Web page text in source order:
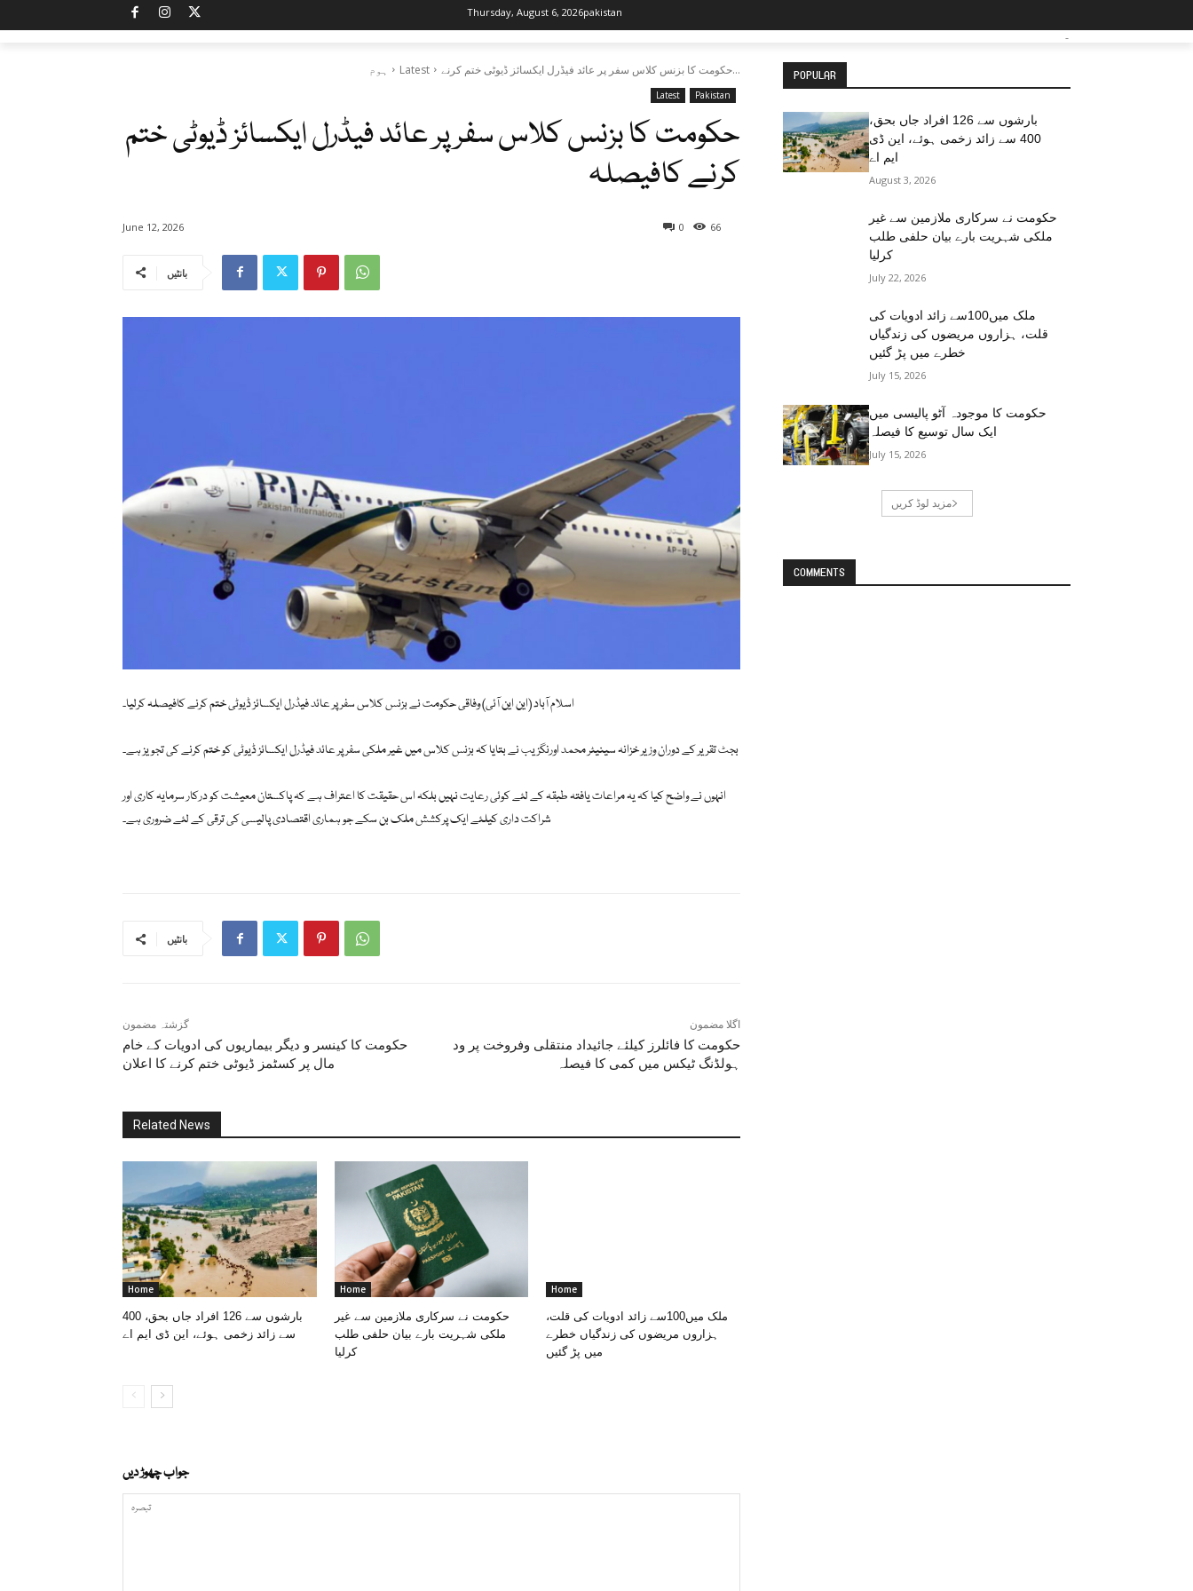
Thursday, August 6, 2026pakistan
-
ہوم Latest حکومت کا بزنس کلاس سفر پر عائد فیڈرل ایکسائز ڈیوٹی ختم کرنے...
Latest Pakistan
حکومت کا بزنس کلاس سفر پر عائد فیڈرل ایکسائز ڈیوٹی ختم
کرنے کافیصلہ
0 66
June 12, 2026
بانٹیں
اسلام آباد (این این آئی) وفاقی حکومت نے بزنس کلاس سفر پر عائد فیڈرل ایکسائز ڈیوٹی ختم کرنے کافیصلہ کرلیا۔
بجٹ تقریر کے دوران وزیر خزانہ سینیٹر محمد اورنگزیب نے بتایا کہ بزنس کلاس میں غیر ملکی سفر پر عائد فیڈرل ایکسائز ڈیوٹی کو ختم کرنے کی تجویز ہے۔
انہوں نے واضح کیا کہ یہ مراعات یافتہ طبقہ کے لئے کوئی رعایت نہیں بلکہ اس حقیقت کا اعتراف ہے کہ پاکستان معیشت کو درکار سرمایہ کاری اور
شراکت داری کیلئے ایک پرکشش ملک بن سکے جو ہماری اقتصادی پالیسی کی ترقی کے لئے ضروری ہے۔
بانٹیں
گزشتہ مضمون
حکومت کا کینسر و دیگر بیماریوں کی ادویات کے خام
مال پر کسٹمز ڈیوٹی ختم کرنے کا اعلان
اگلا مضمون
حکومت کا فائلرز کیلئے جائیداد منتقلی وفروخت پر ود
ہولڈنگ ٹیکس میں کمی کا فیصلہ
Related News
Home
بارشوں سے 126 افراد جاں بحق، 400
سے زائد زخمی ہوئے، این ڈی ایم اے
Home
حکومت نے سرکاری ملازمین سے غیر
ملکی شہریت بارے بیان حلفی طلب
کرلیا
Home
ملک میں100سے زائد ادویات کی قلت،
ہزاروں مریضوں کی زندگیاں خطرے
میں پڑ گئیں
جواب چھوڑ دیں
POPULAR
بارشوں سے 126 افراد جاں بحق،
400 سے زائد زخمی ہوئے، این ڈی
ایم اے
August 3, 2026
حکومت نے سرکاری ملازمین سے غیر
ملکی شہریت بارے بیان حلفی طلب
کرلیا
July 22, 2026
ملک میں100سے زائد ادویات کی
قلت، ہزاروں مریضوں کی زندگیاں
خطرے میں پڑ گئیں
July 15, 2026
حکومت کا موجودہ آٹو پالیسی میں
ایک سال توسیع کا فیصلہ
July 15, 2026
مزید لوڈ کریں
COMMENTS